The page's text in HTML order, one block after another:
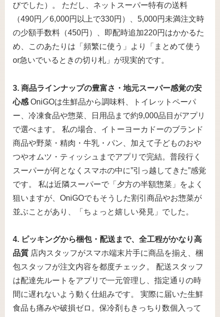
びでした）。 ただし、ネットスーパー特有の送料
（490円／6,000円以上で330円）、5,000円未満注文時
の少額手数料（450円）、即配時追加220円はかかるた
め、このあたりは「頻繁に使う」より「まとめて使う
or急いでいるときの切り札」が現実的です。
3. 商品ラインナップの豊富さ・地元スーパー感覚の安
心感 OniGOは生鮮品から調味料、トイレットペーパ
ー、冷凍食品や惣菜、日用品まで約9,000品目がアプリ
で選べます。 私の場合、イトーヨーカドーのブランド
商品や野菜・精肉・牛乳・パン、加えて子どものおや
つやオムツ・ティッシュまでアプリで完結。普段行く
スーパーが何となくスマホの中に”引っ越してきた”感覚
です。 私は近隣スーパーで「夕方の半額惣菜」をよく
狙いますが、OniGOでもそうした割引商品やお惣菜が
並ぶことがあり、「ちょっと嬉しい発見」でした。
4. ピッキングから梱包・配送まで、全工程がかなり高
品質 店内スタッフがスマホ端末片手に商品を揃え、梱
包スタッフが注文内容を都度チェック。 配送スタッフ
は配達先ルートをアプリで一元管理し、指定通りの時
間に遅れないよう動く仕組みです。 実際に届いた生鮮
食品も痛みや破損ゼロ。保冷剤もきっちり数個入って